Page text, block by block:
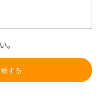
。
する